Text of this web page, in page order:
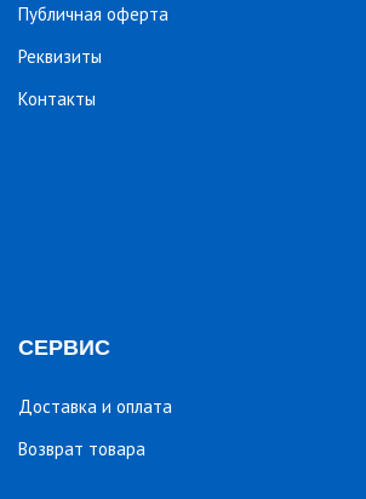
Публичная оферта
Реквизиты
Контакты
СЕРВИС
Доставка и оплата
Возврат товара